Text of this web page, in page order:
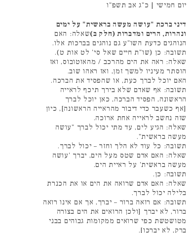
יום חמישי | כ"ג אב תשפ"ו
דיני ברכת "עושה מעשה בראשית" על ימים
ונהרות, הרים ומדברות (חלק ב)שאלה: האם
הנוהגים כדעת השו"ע גם נוהגים בברכות אלו.
תשובה: כן (שו"ת חיים שאל סי' לט אות ט).
שאלה: ראה את הים מהרכב / מהאוטובוס, ואז
הוסתר מעיניו למשך זמן, ואז ראהו שוב.
האם יוכל לברך כעת, או שהפסיד את הברכה.
תשובה: אף שאדם שלא בירך תיכף לראייה
הראשונה, הפסיד הברכה, כאן יוכל לברך
[אף כשעבר כדי דיבור מהראייה הראשונה], כיון
שזה נחשב לראייה אחת ארוכה.
שאלה: הגיע לים, עד מתי יכול לברך "עושה
מעשה בראשית".
תשובה: כל עוד לא הלך וחזר – יכול לברך.
שאלה: האם אדם שטס מעל הים, יברך 'עושה
מעשה בראשית' על ראיית הים.
תשובה: כן.
שאלה: האם אדם שרואה את הים או את הכנרת
בלילה יכול לברך.
תשובה: אם רואה ברור – יברך, אך אם אינו רואה
ברור, לא יברך [ולכן הרואים את הים בצורה
מטושטשת כפי שרואים ממקומות גבוהים בבני
ברק, לא יברכו].